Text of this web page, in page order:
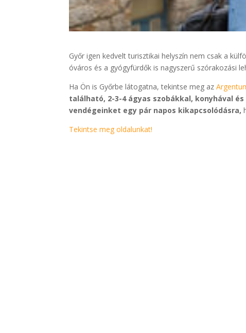
Győr igen kedvelt turisztikai helyszín nem csak a
óváros és a gyógyfürdők is nagyszerű szórakozási
Ha Ön is Győrbe látogatna, tekintse meg az
található, 2-3-4 ágyas szobákkal, konyhával
vendégeinket egy pár napos kikapcsolódásra,
Tekintse meg oldalunkat!